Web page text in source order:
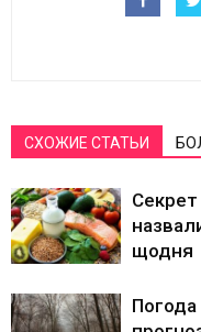
СХОЖИЕ СТАТЬИ
Секрет
щодня
Погода